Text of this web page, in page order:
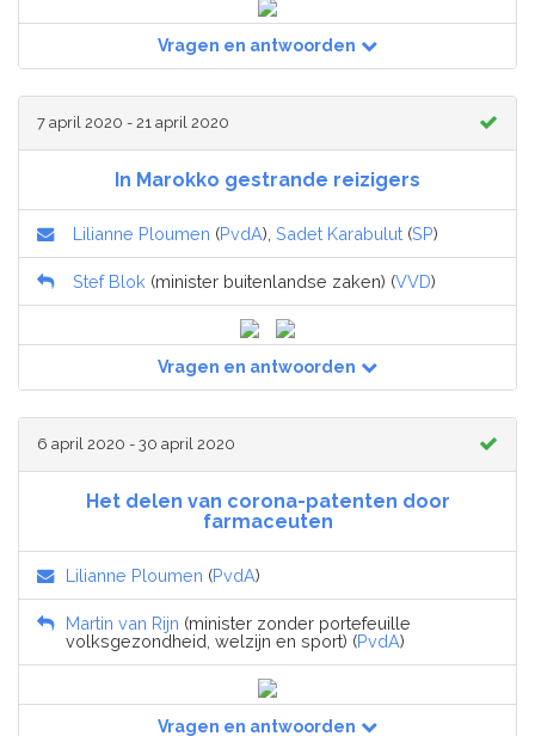
Vragen en antwoorden
7 april 2020 - 21 april 2020
In Marokko gestrande reizigers
Lilianne Ploumen (PvdA), Sadet Karabulut (SP)
Stef Blok (minister buitenlandse zaken) (VVD)
Vragen en antwoorden
6 april 2020 - 30 april 2020
Het delen van corona-patenten door
farmaceuten
Lilianne Ploumen (PvdA)
Martin van Rijn (minister zonder portefeuille
volksgezondheid, welzijn en sport) (PvdA)
Vragen en antwoorden